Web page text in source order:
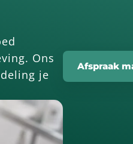
Ons
je
Afspraak